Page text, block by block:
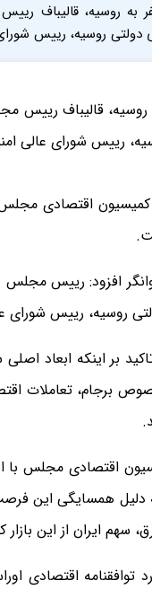
به روسیه، قالیباف
دولتی روسیه، رییس
روسیه، قالیباف رییس
رییس شورای عالی
افزود: رییس مجلس
روسیه، رییس
تاکید بر اینکه ابعاد
برجام، تعاملات
دلیل همسایگی این
سهم ایران از این
توافقنامه اقتصادی